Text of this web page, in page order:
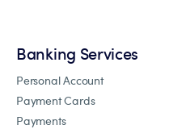
Banking Services
Personal Account
Payment Cards
Payments